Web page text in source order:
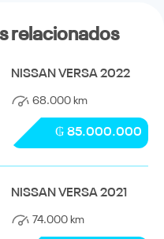
relacionados
NISSAN VERSA 2022
68.000 km
₲ 85.000.000
NISSAN VERSA 2021
74.000 km